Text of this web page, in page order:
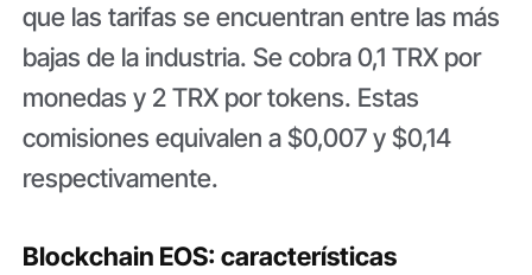
que las tarifas se encuentran entre las más
bajas de la industria. Se cobra 0,1 TRX por
monedas y 2 TRX por tokens. Estas
comisiones equivalen a $0,007 y $0,14
respectivamente.
Blockchain EOS: características